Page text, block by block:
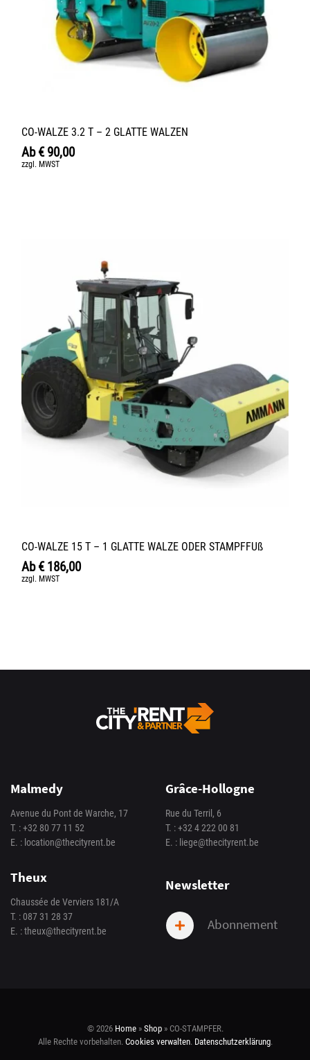
CO-WALZE 3.2 T – 2 GLATTE WALZEN
Ab€90,00
zzgl. MWST
CO-WALZE 15 T – 1 GLATTE WALZE ODER STAMPFFUß
Ab€186,00
zzgl. MWST
Malmedy
Avenue du Pont de Warche, 17
T. :+32 80 77 11 52
E. : location@thecityrent.be
Grâce-Hollogne
Rue du Terril, 6
T. :+32 4 222 00 81
E. : liege@thecityrent.be
Theux
Chaussée de Verviers 181/A
T. :087 31 28 37
E. :theux@thecityrent.be
Newsletter
Abonnement
© 2026 Home» Shop» CO-STAMPFER.
Alle Rechte vorbehalten. Cookies verwalten. Datenschutzerklärung.